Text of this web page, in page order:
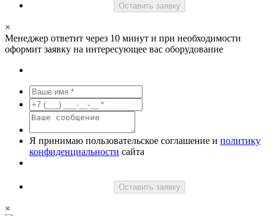
Оставить заявку
×
Менеджер ответит через 10 минут и при необходимости
оформит заявку на интересующее вас оборудование
Я принимаю пользовательское соглашение и политику
конфиденциальности сайта
Оставить заявку
×